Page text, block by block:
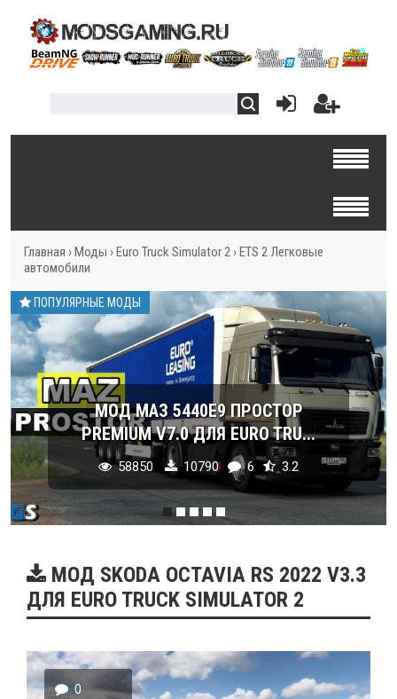
Главная › Моды › Euro Truck Simulator 2 › ETS 2 Легковые
автомобили
ПОПУЛЯРНЫЕ МОДЫ
МОД МАЗ 5440E9 ПРОСТОР
PREMIUM V7.0 ДЛЯ EURO TRU...
58850 10790 6 3.2
МОД SKODA OCTAVIA RS 2022 V3.3
ДЛЯ EURO TRUCK SIMULATOR 2
0